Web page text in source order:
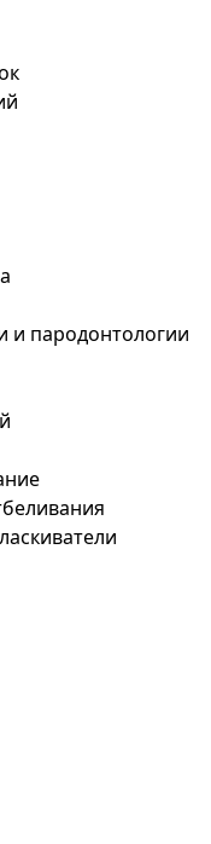
и пародонтологии